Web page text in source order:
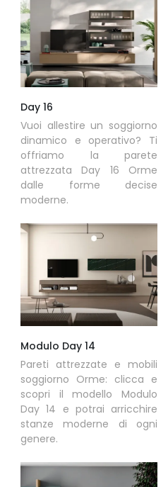
Day 16
Vuoi allestire un soggiorno
dinamico e operativo? Ti
offriamo la parete
attrezzata Day 16 Orme
dalle forme decise
moderne.
Modulo Day 14
Pareti attrezzate e mobili
soggiorno Orme: clicca e
scopri il modello Modulo
Day 14 e potrai arricchire
stanze moderne di ogni
genere.